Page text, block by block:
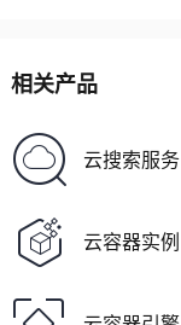
相关产品
云搜索服务
云容器实例